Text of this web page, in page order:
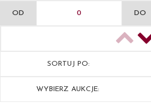
OD DO
SORTUJ PO:
WYBIERZ AUKCJE: